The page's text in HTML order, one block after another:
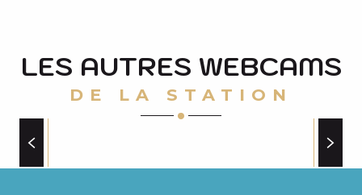
LES AUTRES WEBCAMS
DE LA STATION